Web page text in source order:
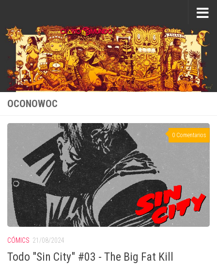
OCONOWOC
0 Comentarios
CÓMICS 21/08/2024
Todo "Sin City" #03 - The Big Fat Kill